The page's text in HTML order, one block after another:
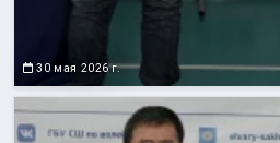
30 мая 2026 г.